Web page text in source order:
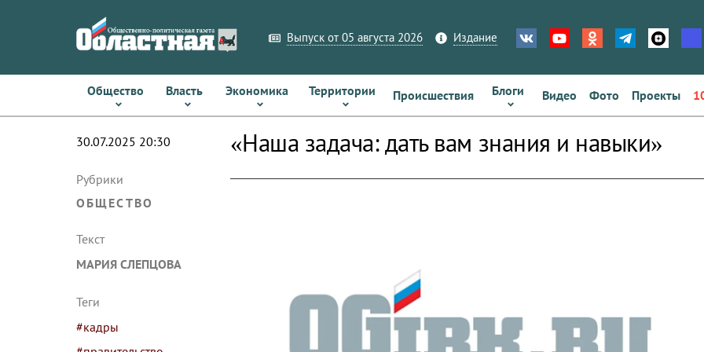
Выпуск от 05 августа 2026 Издание
Общество Власть Экономика Территории Происшествия Блоги Видео Фото Проекты
30.07.2025 20:30
Рубрики
ОБЩЕСТВО
Текст
МАРИЯ СЛЕПЦОВА
Теги
#кадры
«Наша задача: дать вам знания и навыки»